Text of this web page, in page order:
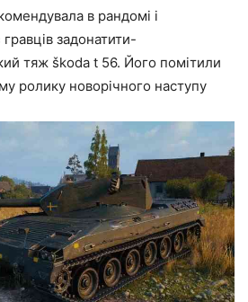
в рандомі і
задонатити-
тяж škoda t 56. Його помітили
ролику новорічного наступу